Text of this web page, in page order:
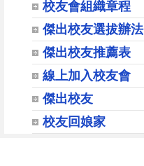
校友會組織章程
傑出校友選拔辦法
傑出校友推薦表
線上加入校友會
傑出校友
校友回娘家